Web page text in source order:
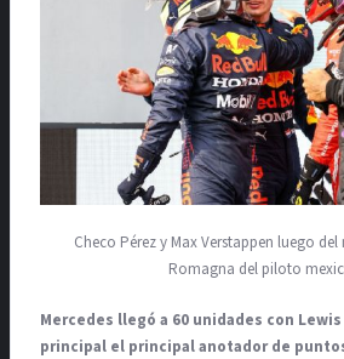
Checo Pérez y Max Verstappen luego del
Romagna del piloto
Mercedes llegó a 60 unidades con
principal el principal anotador de